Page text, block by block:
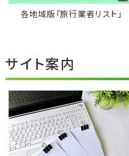
各地域版「旅行業者リスト」
サイト案内